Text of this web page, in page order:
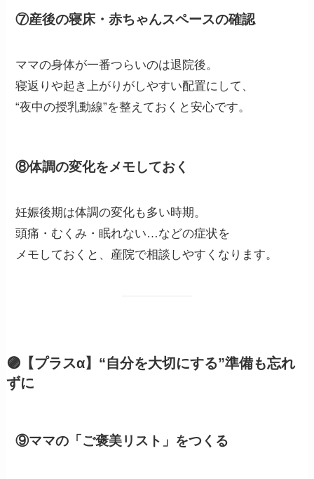
⑦産後の寝床・赤ちゃんスペースの確認
ママの身体が一番つらいのは退院後。
寝返りや起き上がりがしやすい配置にして、
“夜中の授乳動線”を整えておくと安心です。
⑧体調の変化をメモしておく
妊娠後期は体調の変化も多い時期。
頭痛・むくみ・眠れない…などの症状を
メモしておくと、産院で相談しやすくなります。
🟣【プラスα】“自分を大切にする”準備も忘れ
ずに
⑨ママの「ご褒美リスト」をつくる